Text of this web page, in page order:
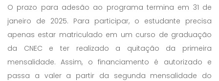
O prazo para adesão ao programa termina em 31 de
janeiro de 2025. Para participar, o estudante precisa
apenas estar matriculado em um curso de graduação
da CNEC e ter realizado a quitação da primeira
mensalidade. Assim, o financiamento é autorizado e
passa a valer a partir da segunda mensalidade do